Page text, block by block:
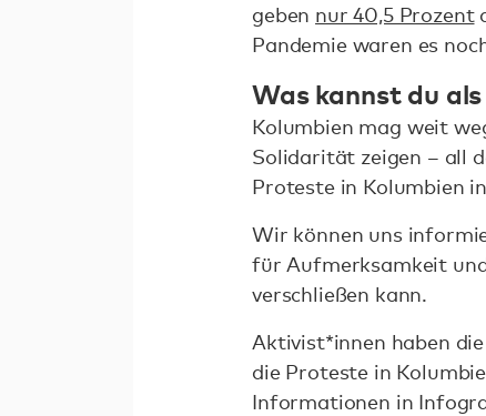
geben nur 40,5 Prozent
Pandemie waren es
Was kannst du
Kolumbien mag weit
Solidarität zeigen – all
Proteste in Kolumbien
Wir können uns
für Aufmerksamkeit
verschließen kann.
Aktivist*innen haben
die Proteste in
Informationen in